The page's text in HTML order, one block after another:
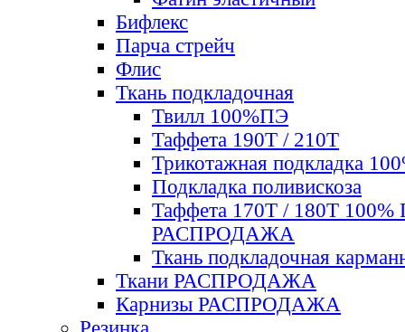
Бифлекс
Парча стрейч
Флис
Ткань подкладочная
Твилл 100%ПЭ
Таффета 190Т / 210Т
Трикотажная подкладка
Подкладка поливискоза
Таффета 170Т / 180Т 100%
РАСПРОДАЖА
Ткань подкладочная
Ткани РАСПРОДАЖА
Карнизы РАСПРОДАЖА